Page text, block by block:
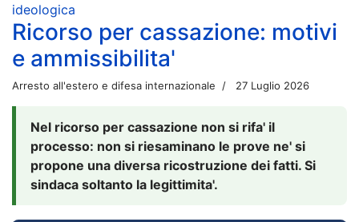
ideologica
Ricorso per cassazione: motivi
e ammissibilita'
Arresto all'estero e difesa internazionale 27 Luglio 2026
Nel ricorso per cassazione non si rifa' il
processo: non si riesaminano le prove ne' si
propone una diversa ricostruzione dei fatti. Si
sindaca soltanto la legittimita'.